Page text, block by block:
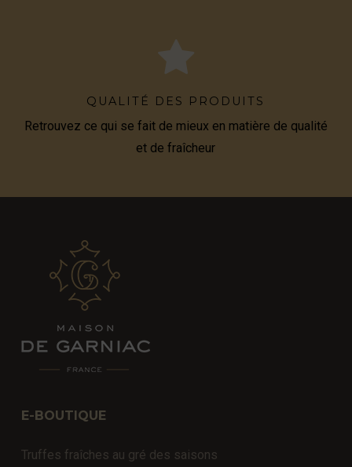
QUALITÉ DES PRODUITS
Retrouvez ce qui se fait de mieux en matière de qualité
et de fraîcheur
E-BOUTIQUE
Truffes fraîches au gré des saisons